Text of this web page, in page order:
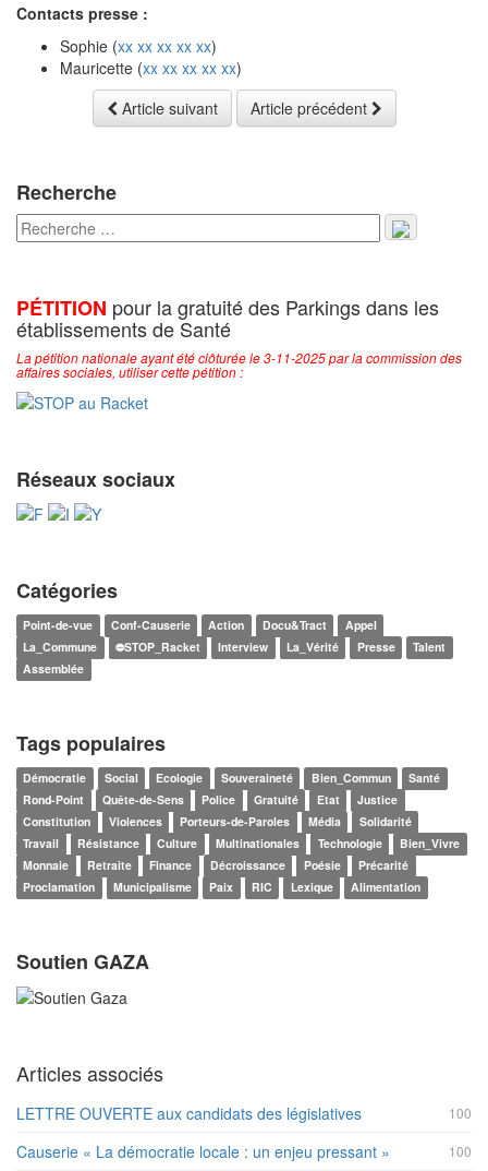
Contacts presse :
Sophie (xx xx xx xx xx)
Mauricette (xx xx xx xx xx)
Article suivant
Article précédent
Recherche
PÉTITION pour la gratuité des Parkings dans les
établissements de Santé
La pétition nationale ayant été clôturée le 3-11-2025 par la commission des
affaires sociales, utiliser cette pétition :
Réseaux sociaux
Catégories
Point-de-vue Conf-Causerie Action Docu&Tract
Appel
La_Commune
⛔STOP_Racket Interview La_Vérité Presse
Talent
Assemblée
Tags populaires
Démocratie Social Ecologie Souveraineté Bien_Commun
Santé
Rond-Point
Quête-de-Sens Police Gratuité Etat
Justice
Constitution
Violences Porteurs-de-Paroles Média
Solidarité
Travail
Résistance Culture Multinationales Technologie
Bien_Vivre
Monnaie
Retraite Finance Décroissance Poésie
Précarité
Proclamation
Municipalisme Paix RIC Lexique Alimentation
Soutien GAZA
Articles associés
100
LETTRE OUVERTE aux candidats des législatives
100
Causerie « La démocratie locale : un enjeu pressant »